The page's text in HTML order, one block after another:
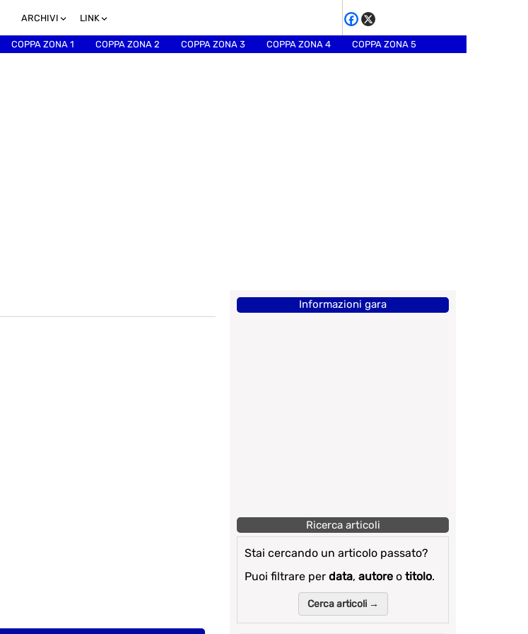
ARCHIVI LINK
COPPA ZONA 1 COPPA ZONA 2 COPPA ZONA 3 COPPA ZONA 4
COPPA ZONA 5
Informazioni gara
Ricerca articoli
Stai cercando un articolo passato?
Puoi filtrare per data, autore o titolo.
Cerca articoli →